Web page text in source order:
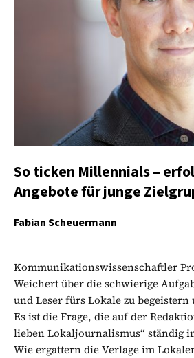
So ticken Millennials –
Angebote für junge
Fabian Scheuermann
Kommunikationswissenschaftler
Weichert über die schwierige
und Leser fürs Lokale zu
Es ist die Frage, die auf der
lieben Lokaljournalismus“ ständig
Wie ergattern die Verlage im